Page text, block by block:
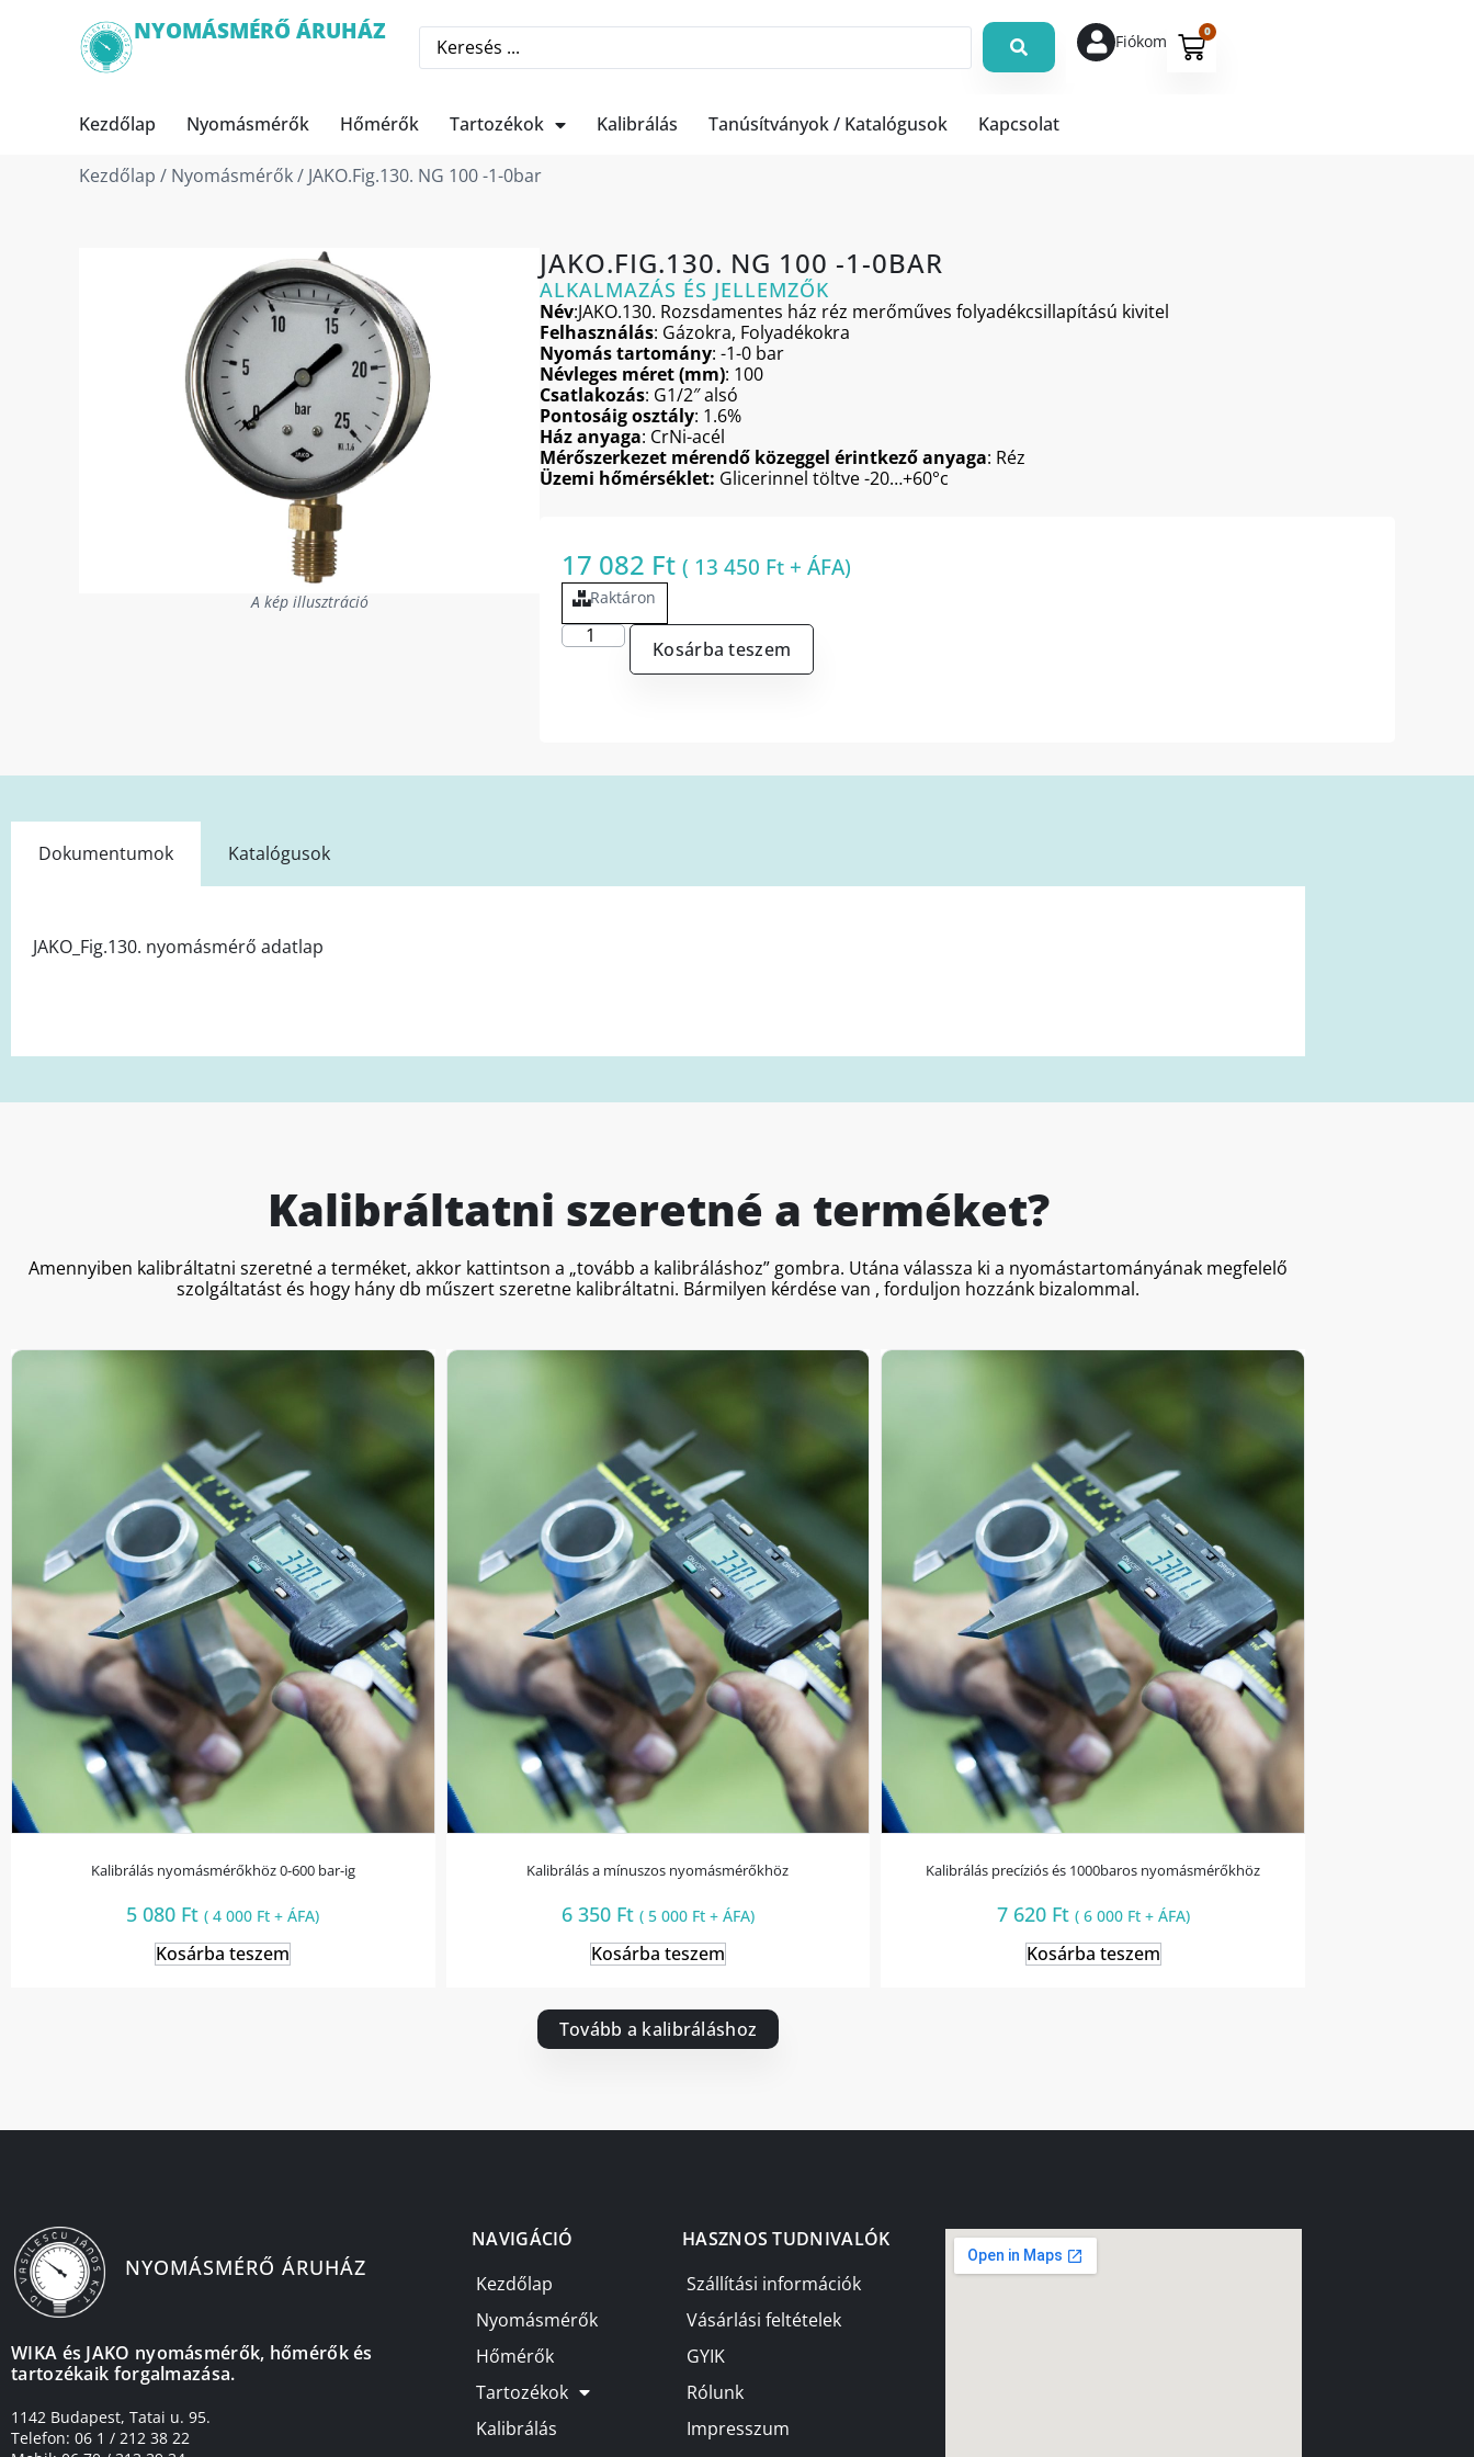
NYOMÁSMÉRŐ ÁRUHÁZ Fiókom
0
Kezdőlap Nyomásmérők Hőmérők Tartozékok Kalibrálás Tanúsítványok / Katalógusok Kapcsolat
Kezdőlap / Nyomásmérők/ JAKO.Fig.130. NG 100 -1-0bar
A kép illusztráció
JAKO.FIG.130. NG 100 -1-0BAR
ALKALMAZÁS ÉS JELLEMZŐK
Név:JAKO.130. Rozsdamentes ház réz merőműves folyadékcsillapítású kivitel
Felhasználás: Gázokra, Folyadékokra
Nyomás tartomány: -1-0 bar
Névleges méret (mm): 100
Csatlakozás: G1/2″ alsó
Pontosáig osztály: 1.6%
Ház anyaga: CrNi-acél
Mérőszerkezet mérendő közeggel érintkező anyaga: Réz
Üzemi hőmérséklet: Glicerinnel töltve -20…+60°c
17 082 Ft ( 13 450 Ft + ÁFA)
Raktáron
Kosárba teszem
Dokumentumok Katalógusok
JAKO_Fig.130. nyomásmérő adatlap
Kalibráltatni szeretné a terméket?
Amennyiben kalibráltatni szeretné a terméket, akkor kattintson a „tovább a kalibráláshoz” gombra. Utána válassza ki a nyomástartományának megfelelő
szolgáltatást és hogy hány db műszert szeretne kalibráltatni. Bármilyen kérdése van , forduljon hozzánk bizalommal.
Kalibrálás nyomásmérőkhöz 0-600 bar-ig
5 080 Ft (4 000 Ft + ÁFA)
Kosárba teszem
Kalibrálás a mínuszos nyomásmérőkhöz
6 350 Ft ( 5 000 Ft+ ÁFA)
Kosárba teszem
Kalibrálás precíziós és 1000baros nyomásmérőkhöz
7 620 Ft ( 6 000 Ft+ ÁFA)
Kosárba teszem
Tovább a kalibráláshoz
NYOMÁSMÉRŐ ÁRUHÁZ
WIKA és JAKO nyomásmérők, hőmérők és
tartozékaik forgalmazása.
1142 Budapest, Tatai u. 95.
Telefon: 06 1 / 212 38 22
NAVIGÁCIÓ
Kezdőlap
Nyomásmérők
Hőmérők
Tartozékok
Kalibrálás
HASZNOS TUDNIVALÓK
Szállítási információk
Vásárlási feltételek
GYIK
Rólunk
Impresszum